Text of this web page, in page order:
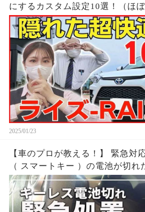
にするカスタム設定10選！（ほ
raize/トヨタライズ】＃ネッツト
2025/01/23
【車のプロが教える！】 緊急対
（ スマートキー ）の電池が切れ
をかける対処法！ │ トヨタ